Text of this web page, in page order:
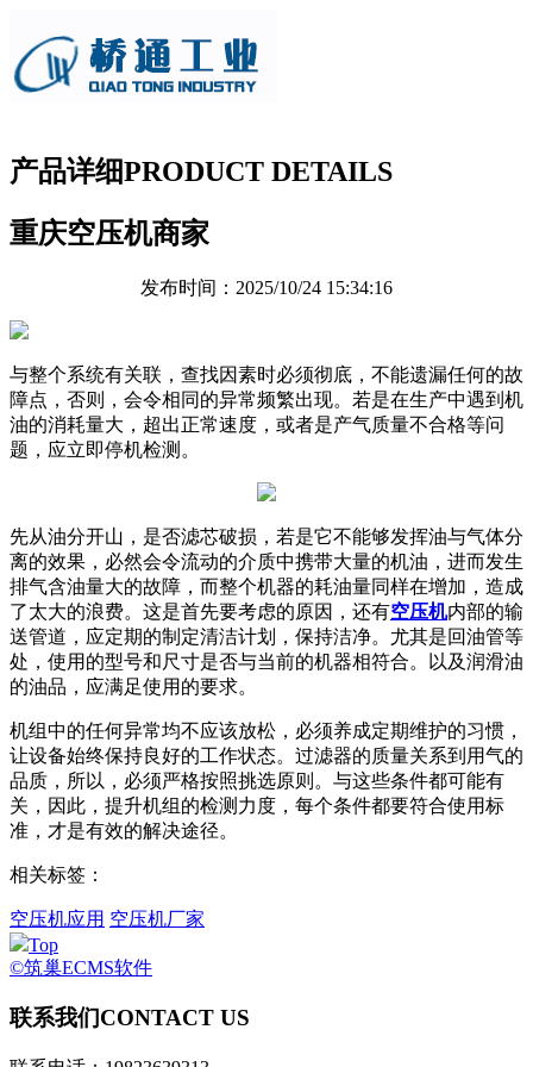
产品详细PRODUCT DETAILS
重庆空压机商家
发布时间：2025/10/24 15:34:16
与整个系统有关联，查找因素时必须彻底，不能遗漏任何的故
障点，否则，会令相同的异常频繁出现。若是在生产中遇到机
油的消耗量大，超出正常速度，或者是产气质量不合格等问
题，应立即停机检测。
先从油分开山，是否滤芯破损，若是它不能够发挥油与气体分
离的效果，必然会令流动的介质中携带大量的机油，进而发生
排气含油量大的故障，而整个机器的耗油量同样在增加，造成
了太大的浪费。这是首先要考虑的原因，还有空压机内部的输
送管道，应定期的制定清洁计划，保持洁净。尤其是回油管等
处，使用的型号和尺寸是否与当前的机器相符合。以及润滑油
的油品，应满足使用的要求。
机组中的任何异常均不应该放松，必须养成定期维护的习惯，
让设备始终保持良好的工作状态。过滤器的质量关系到用气的
品质，所以，必须严格按照挑选原则。与这些条件都可能有
关，因此，提升机组的检测力度，每个条件都要符合使用标
准，才是有效的解决途径。
相关标签：
空压机应用 空压机厂家
Top
©筑巢ECMS软件
联系我们CONTACT US